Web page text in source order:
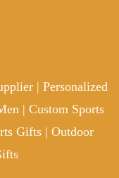
| Personalized
| Custom Sports
Gifts | Outdoor